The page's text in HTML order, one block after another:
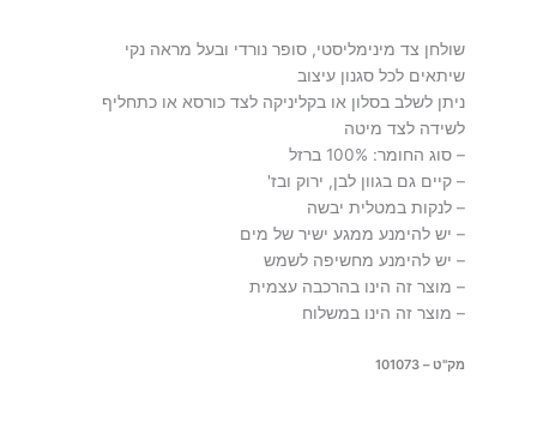
שולחן צד מינימליסטי, סופר נורדי ובעל מראה נקי
שיתאים לכל סגנון עיצוב
ניתן לשלב בסלון או בקליניקה לצד כורסא או כתחליף
לשידה לצד מיטה
– סוג החומר: 100% ברזל
– קיים גם בגוון לבן, ירוק ובז'
– לנקות במטלית יבשה
– יש להימנע ממגע ישיר של מים
– יש להימנע מחשיפה לשמש
– מוצר זה הינו בהרכבה עצמית
– מוצר זה הינו במשלוח
מק"ט – 101073